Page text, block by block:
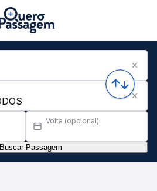
Volta (opcional)
Buscar Passagem